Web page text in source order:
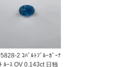
2 ｺﾊﾞﾙﾄﾌﾞﾙｰｶﾞｰﾅ
ﾙｰｽ OV 0.143ct 日独